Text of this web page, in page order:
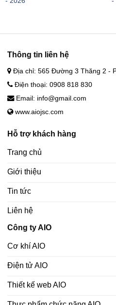
Thông tin liên hệ
Địa chỉ: 565 Đường 3 Thăng 2 -
Điện thoại: 0908 818 830
Email: info@gmail.com
www.aiojsc.com
Hỗ trợ khách hàng
Trang chủ
Giới thiệu
Tin tức
Liên hệ
Công ty AIO
Cơ khí AIO
Điện tử AIO
Thiết kế web AIO